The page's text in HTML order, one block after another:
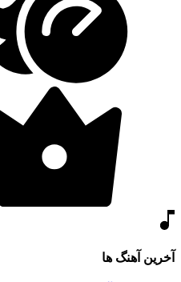
آخرین آهنگ ها